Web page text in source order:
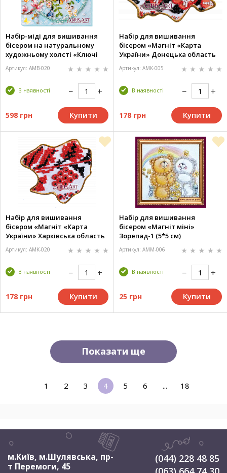
Набір-міді для вишивання
бісером на натуральному
художньому холсті «Ключі
Артикул: AMB-020
В наявності
598 грн Купити
Набір для вишивання
бісером «Магніт «Карта
України» Донецька область
Артикул: AMK-005
В наявності
178 грн Купити
Набір для вишивання
бісером «Магніт «Карта
України» Харківська область
Артикул: AMK-020
В наявності
178 грн Купити
Набір для вишивання
бісером «Магніт міні»
Зорепад-1 (5*5 см)
Артикул: AMM-006
В наявності
25 грн Купити
Показати ще
1 2 3 4 5 6 ... 18
м.Київ, м.Шулявська, пр-
т Перемоги, 45
(044) 228 48 85